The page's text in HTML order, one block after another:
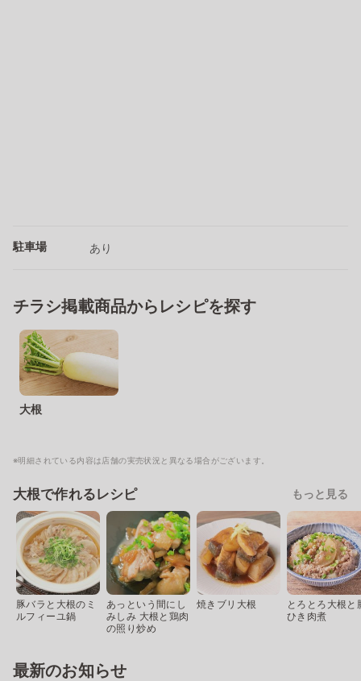
駐車場 あり
チラシ掲載商品からレシピを探す
大根
※明細されている内容は店舗の実売状況と異なる場合がございます。
大根で作れるレシピ もっと見る
豚バラと大根のミ
ルフィーユ鍋
あっという間にし
みしみ 大根と鶏肉
の照り炒め
焼きブリ大根
とろとろ大根と
ひき肉煮
最新のお知らせ